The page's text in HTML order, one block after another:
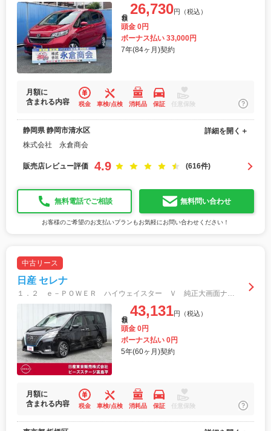
26,730円（税込）
頭金 0円
ボーナス払い 33,000円
7年(84ヶ月)契約
月額に
含まれる内容
税金 車検/点検 消耗品 保証 任意保険
静岡県 静岡市清水区
株式会社 永倉商会
詳細を開く＋
販売店レビュー評価 4.9 (616件)
無料電話でご相談 無料問い合わせ
お客様のご希望のお支払いプランもお気軽にお問い合わせください！
中古リース
日産 セレナ
１．２ ｅ－ＰＯＷＥＲ ハイウェイスター Ｖ 純正大画面ナビ後席モニタープロパイＡＶＭ インテリキ－ 追従式クルーズコントロール 踏み間違い衝突防止 ＬＥＤヘッドランプ ＥＴＣ １オーナー 車線逸脱警告 ３列シート ドライブレコーダー アルミ
43,131円（税込）
頭金 0円
ボーナス払い 0円
5年(60ヶ月)契約
月額に
含まれる内容
税金 車検/点検 消耗品 保証 任意保険